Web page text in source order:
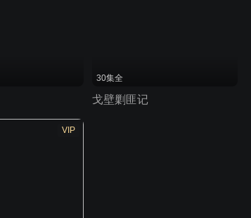
30集全
戈壁剿匪记
VIP